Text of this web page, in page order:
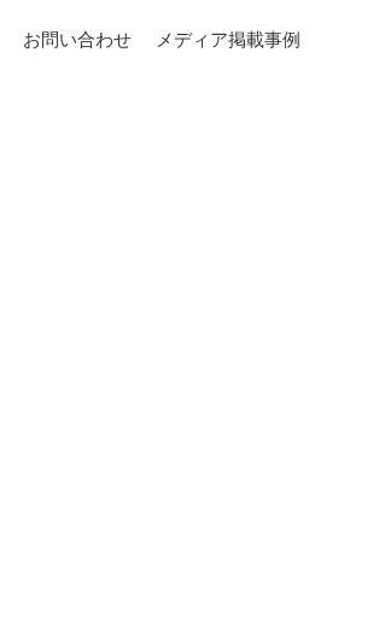
お問い合わせ メディア掲載事例